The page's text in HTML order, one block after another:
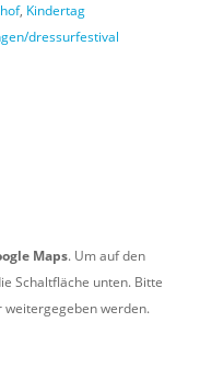
, Kindertag
dressurfestival
Maps. Um auf den
Schaltfläche unten. Bitte
weitergegeben werden.